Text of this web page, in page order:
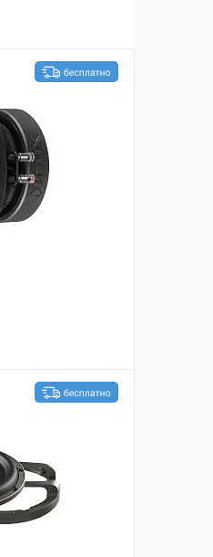
В избранное